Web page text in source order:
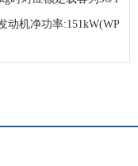
动机净功率:151kW(WP